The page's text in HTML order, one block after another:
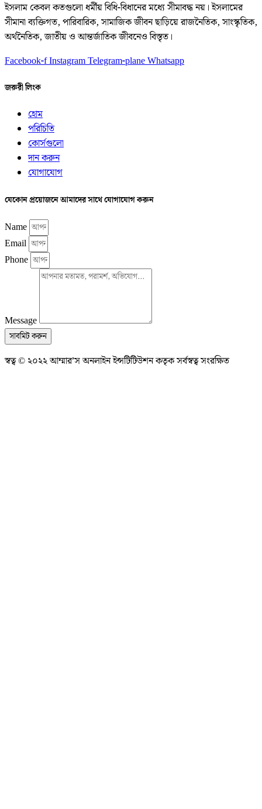
ইসলাম কেবল কতগুলো ধর্মীয় বিধি-বিধানের মধ্যে সীমাবদ্ধ নয়। ইসলামের
সীমানা ব্যক্তিগত, পারিবারিক, সামাজিক জীবন ছাড়িয়ে রাজনৈতিক, সাংস্কৃতিক,
অর্থনৈতিক, জাতীয় ও আন্তর্জাতিক জীবনেও বিস্তৃত।
Facebook-fInstagramTelegram-planeWhatsapp
জরুরী লিংক
হোম
পরিচিতি
কোর্সগুলো
দান করুন
যোগাযোগ
যেকোন প্রয়োজনে আমাদের সাথে যোগাযোগ করুন
Name
Email
Phone
Message
সাবমিট করুন
স্বত্ব © ২০২২ আম্মার’স অনলাইন ইন্সটিটিউশন কতৃক সর্বস্বত্ব সংরক্ষিত